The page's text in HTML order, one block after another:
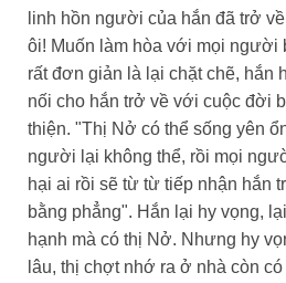
linh hồn người của hắn đã trở
ôi! Muốn làm hòa với mọi người
rất đơn giản là lại chặt chẽ, hắn
nối cho hắn trở về với cuộc đời
thiện. "Thị Nở có thể sống yên
người lại không thể, rồi mọi
hại ai rồi sẽ từ từ tiếp nhận hắn
bằng phẳng". Hắn lại hy vọng,
hạnh mà có thị Nở. Nhưng hy
lâu, thị chợt nhớ ra ở nhà còn